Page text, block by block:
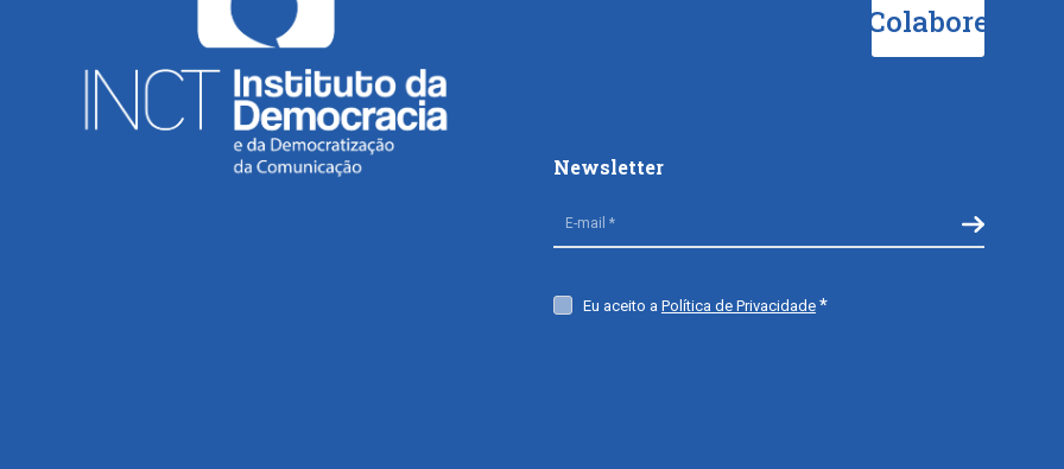
Colabore
Newsletter
Eu aceito a Política de Privacidade